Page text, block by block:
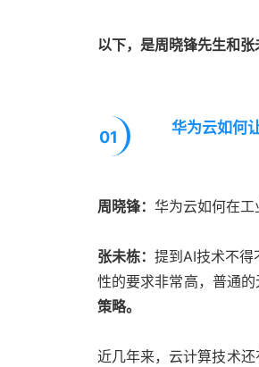
以下， 是周晓锋先生和张
01 华为云如何
周晓锋： 华为云如何在工
张未栋： 提到AI技术不
性的要求非常高，普通
策略。
近几年来，云计算技术